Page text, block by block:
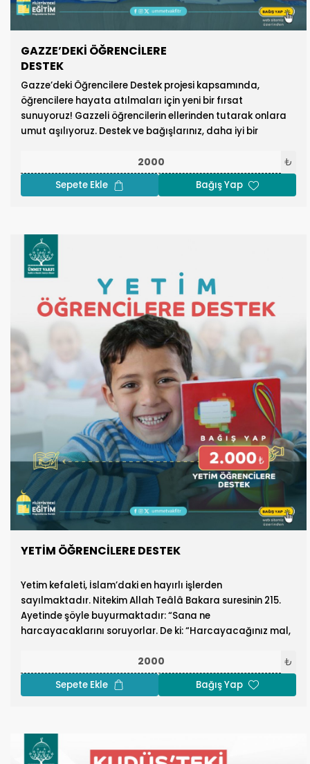
GAZZE’DEKİ ÖĞRENCİLERE
DESTEK
Gazze’deki Öğrencilere Destek projesi kapsamında,
öğrencilere hayata atılmaları için yeni bir fırsat
sunuyoruz! Gazzeli öğrencilerin ellerinden tutarak onlara
umut aşılıyoruz. Destek ve bağışlarınız, daha iyi bir
yetiştirmeye yardımcı olacaktır.
₺
Sepete Ekle Bağış Yap
YETİM ÖĞRENCİLERE DESTEK
Yetim kefaleti, İslam’daki en hayırlı işlerden
sayılmaktadır. Nitekim Allah Teâlâ Bakara suresinin 215.
Ayetinde şöyle buyurmaktadır: “Sana ne
harcayacaklarını soruyorlar. De ki: “Harcayacağınız mal,
olmalıdır. Hayır olarak ne yaparsanız muhakkak ki Allah
onu bilir.”
₺
Sepete Ekle Bağış Yap